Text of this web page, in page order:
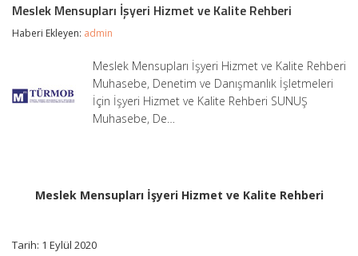
İşyeri
Hizmet
ve
Rehberi
Meslek Mensupları İşyeri Hizmet ve Kalite Rehberi
Haberi Ekleyen: admin
Meslek Mensupları İşyeri Hizmet ve Kalite Rehberi
Muhasebe, Denetim ve Danışmanlık İşletmeleri
İçin İşyeri Hizmet ve Kalite Rehberi SUNUŞ
Muhasebe, De…
Meslek Mensupları İşyeri Hizmet ve Kalite Rehberi
Tarih: 1 Eylül 2020